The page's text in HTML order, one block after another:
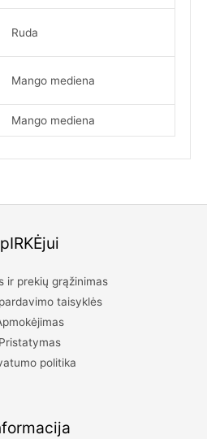
Ruda
Mango mediena
Mango mediena
pIRKĖjui
ir prekių grąžinimas
taisyklės
Pristatymas
politika